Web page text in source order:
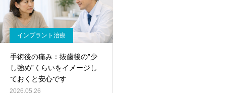
インプラント治療
手術後の痛み：抜歯後の”少
し強め”くらいをイメージし
ておくと安心です
2026.05.26